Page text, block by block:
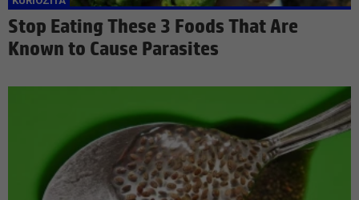
Stop Eating These 3 Foods That Are
Known to Cause Parasites